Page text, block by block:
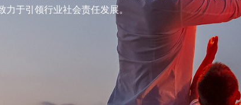
力于引领行业社会责任发展。